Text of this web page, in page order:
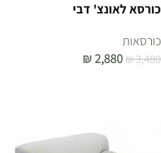
כורסא לאונצ' דבי
כורסאות
₪3,480
₪2,880